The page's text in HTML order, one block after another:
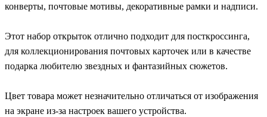
конверты, почтовые мотивы, декоративные рамки и надписи.
Этот набор открыток отлично подходит для посткроссинга,
для коллекционирования почтовых карточек или в качестве
подарка любителю звездных и фантазийных сюжетов.
Цвет товара может незначительно отличаться от изображения
на экране из-за настроек вашего устройства.